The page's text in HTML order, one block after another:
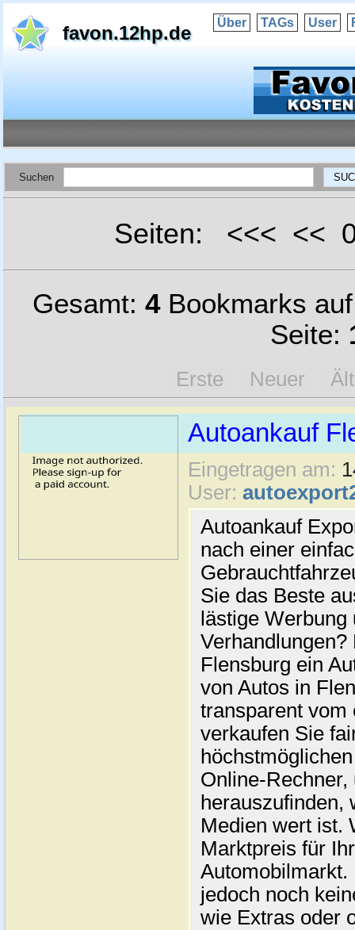
favon.12hp.de Über TAGs User
Suchen
Seiten: <<< <<
Gesamt: 4Bookmarks
Seite:
Erste Neuer
Autoankauf
Eingetragen am:
User:
Autoankauf
nach einer
Sie das Beste
lästige
Flensburg ein
von Autos in
transparent vom
verkaufen Sie
Online-
herauszufinden,
Medien wert ist.
Marktpreis für
jedoch noch
wie Extras oder